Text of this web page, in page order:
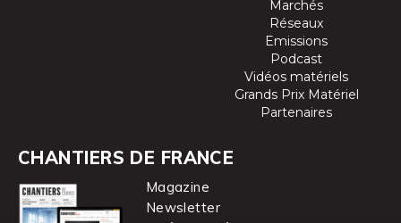
Marchés
Réseaux
Emissions
Podcast
Vidéos matériels
Grands Prix Matériel
Partenaires
CHANTIERS DE FRANCE
Magazine
Newsletter